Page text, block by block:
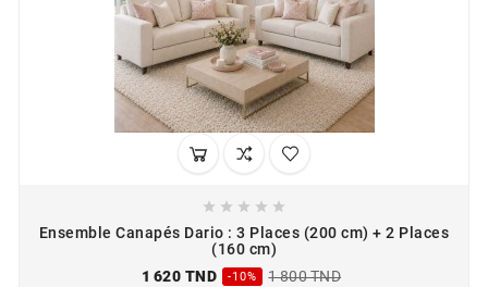
    
Ensemble Canapés Dario : 3 Places (200 cm) + 2 Places
(160 cm)
1 620 TND
-10% 1 800 TND